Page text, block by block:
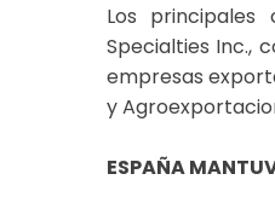
Los principales
Specialties Inc.,
empresas
y
ESPAÑA